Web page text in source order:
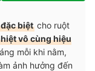
biệt cho ruột
vô cùng hiệu
mỗi khi nằm,
ảnh hưởng đến